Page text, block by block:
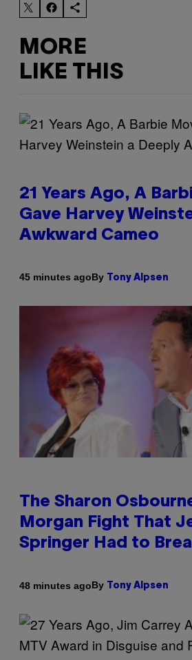
MORE
LIKE THIS
21 Years Ago, A
Gave Harvey
Awkward Cameo
45 minutes agoBy Tony Alpsen
The Sharon
Morgan Fight That
Springer Had to
48 minutes agoBy Tony Alpsen